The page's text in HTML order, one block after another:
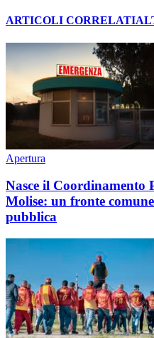
ARTICOLI CORRELATI
Apertura
Nasce il Coordinamento
Molise: un fronte
pubblica